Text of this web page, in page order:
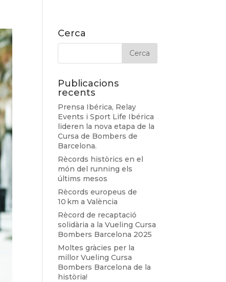
Cerca
Publicacions
recents
Prensa Ibérica, Relay
Events i Sport Life Ibérica
lideren la nova etapa de la
Cursa de Bombers de
Barcelona.
Rècords històrics en el
món del running els
últims mesos
Rècords europeus de
10 km a València
Rècord de recaptació
solidària a la Vueling Cursa
Bombers Barcelona 2025
Moltes gràcies per la
millor Vueling Cursa
Bombers Barcelona de la
història!